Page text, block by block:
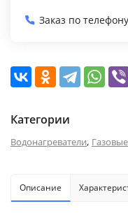
Заказ по
Категории
Водонагреватели,
Описание